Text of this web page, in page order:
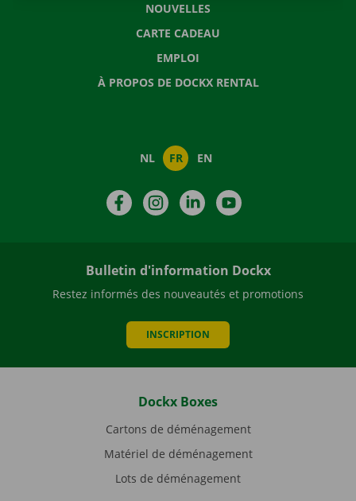
NOUVELLES
CARTE CADEAU
EMPLOI
À PROPOS DE DOCKX RENTAL
NL FR EN
FacebookInstagramLinkedIn
Bulletin d'information Dockx
Restez informés des nouveautés et promotions
INSCRIPTION
Dockx Boxes
Cartons de déménagement
Matériel de déménagement
Lots de déménagement